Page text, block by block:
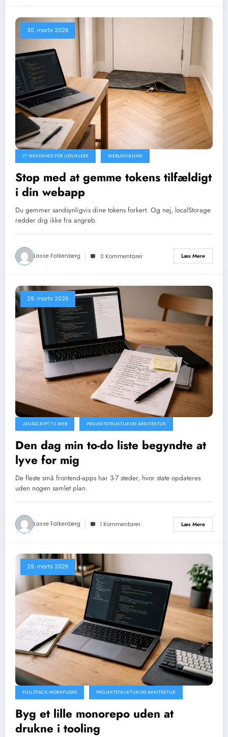
30. marts 2026
IT-SIKKERHED FOR UDVIKLERE WEBUDVIKLING
Stop med at gemme tokens tilfældigt
i din webapp
Du gemmer sandsynligvis dine tokens forkert. Og nej, localStorage
redder dig ikke fra angreb.
Lasse Falkenberg 0 Kommentarer Læs Mere
29. marts 2026
JAVASCRIPT TIL WEB PROJEKTSTRUKTUR OG ARKITEKTUR
Den dag min to-do liste begyndte at
lyve for mig
De fleste små frontend-apps har 3-7 steder, hvor state opdateres
uden nogen samlet plan.
Lasse Falkenberg 1 Kommentarer Læs Mere
29. marts 2026
FULL STACK WORKFLOWS PROJEKTSTRUKTUR OG ARKITEKTUR
Byg et lille monorepo uden at
drukne i tooling